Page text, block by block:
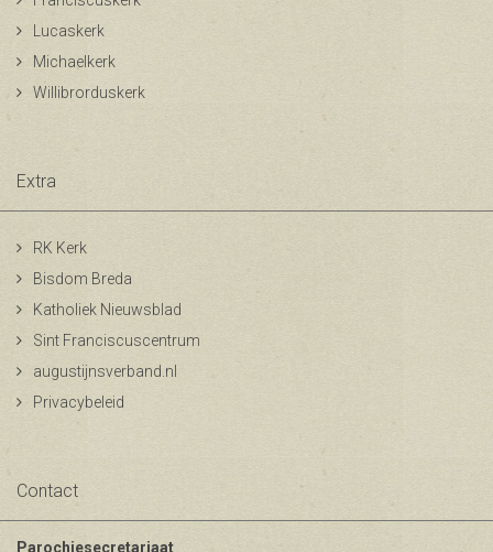
Lucaskerk
Michaelkerk
Willibrorduskerk
Extra
RK Kerk
Bisdom Breda
Katholiek Nieuwsblad
Sint Franciscuscentrum
augustijnsverband.nl
Privacybeleid
Contact
Parochiesecretariaat